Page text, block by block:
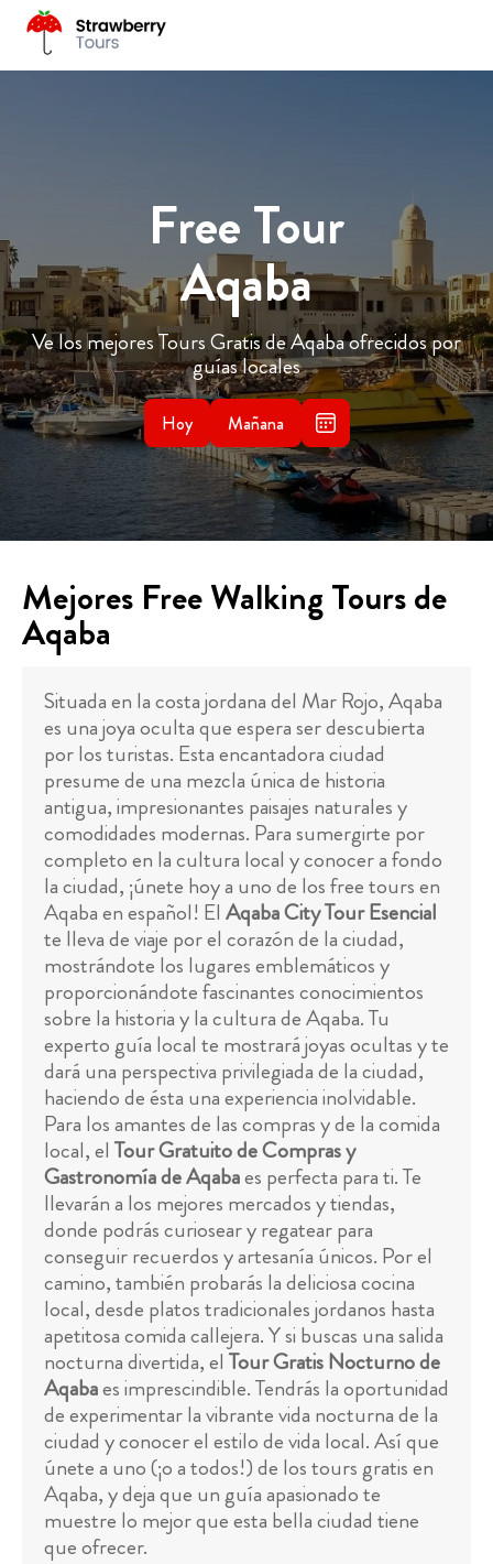
Free Tour
Aqaba
Ve los mejores Tours Gratis de Aqaba ofrecidos por
guías locales
Hoy Mañana
Mejores Free Walking Tours de
Aqaba
Situada en la costa jordana del Mar Rojo, Aqaba
es una joya oculta que espera ser descubierta
por los turistas. Esta encantadora ciudad
presume de una mezcla única de historia
antigua, impresionantes paisajes naturales y
comodidades modernas. Para sumergirte por
completo en la cultura local y conocer a fondo
la ciudad, ¡únete hoy a uno de los free tours en
Aqaba en español! El Aqaba City Tour Esencial
te lleva de viaje por el corazón de la ciudad,
mostrándote los lugares emblemáticos y
proporcionándote fascinantes conocimientos
sobre la historia y la cultura de Aqaba. Tu
experto guía local te mostrará joyas ocultas y te
dará una perspectiva privilegiada de la ciudad,
haciendo de ésta una experiencia inolvidable.
Para los amantes de las compras y de la comida
local, el Tour Gratuito de Compras y
Gastronomía de Aqabaes perfecta para ti. Te
llevarán a los mejores mercados y tiendas,
donde podrás curiosear y regatear para
conseguir recuerdos y artesanía únicos. Por el
camino, también probarás la deliciosa cocina
local, desde platos tradicionales jordanos hasta
apetitosa comida callejera. Y si buscas una salida
nocturna divertida, el Tour Gratis Nocturno de
Aqabaes imprescindible. Tendrás la oportunidad
de experimentar la vibrante vida nocturna de la
ciudad y conocer el estilo de vida local. Así que
únete a uno (¡o a todos!) de los tours gratis en
Aqaba, y deja que un guía apasionado te
muestre lo mejor que esta bella ciudad tiene
que ofrecer.